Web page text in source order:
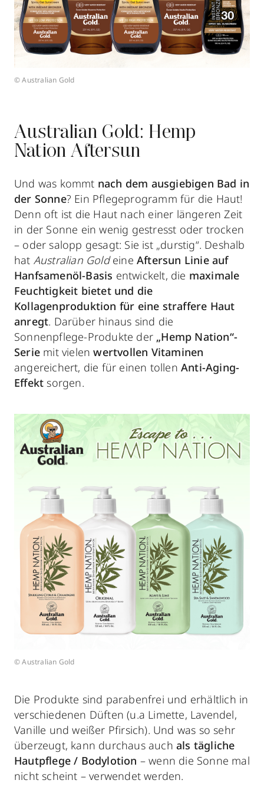
© Australian Gold
Australian Gold: Hemp
Nation Aftersun
Und was kommt nach dem ausgiebigen Bad in
der Sonne? Ein Pflegeprogramm für die Haut!
Denn oft ist die Haut nach einer längeren Zeit
in der Sonne ein wenig gestresst oder trocken
– oder salopp gesagt: Sie ist „durstig“. Deshalb
hat Australian Goldeine Aftersun Linie auf
Hanfsamenöl-Basis entwickelt, die maximale
Feuchtigkeit bietet und die
Kollagenproduktion für eine straffere Haut
anregt. Darüber hinaus sind die
Sonnenpflege-Produkte der „Hemp Nation“-
Serie mit vielenwertvollen Vitaminen
angereichert, die für einen tollen Anti-Aging-
Effekt sorgen.
© Australian Gold
Die Produkte sind parabenfrei und erhältlich in
verschiedenen Düften (u.a Limette, Lavendel,
Vanille und weißer Pfirsich). Und was so sehr
überzeugt, kann durchaus auch als tägliche
Hautpflege / Bodylotion – wenn die Sonne mal
nicht scheint – verwendet werden.